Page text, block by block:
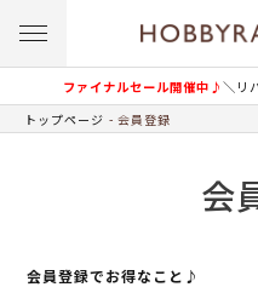
ファイナルセール開催中♪＼リ
トップページ 会員登録
会
会員登録でお得なこと♪